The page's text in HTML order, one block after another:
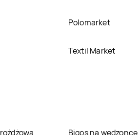
Polomarket
Textil Market
Bigos na wędzonce